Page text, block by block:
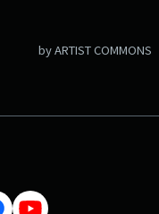
by ARTIST COMMONS